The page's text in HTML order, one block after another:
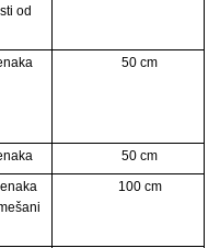
od
50 cm
50 cm
100 cm